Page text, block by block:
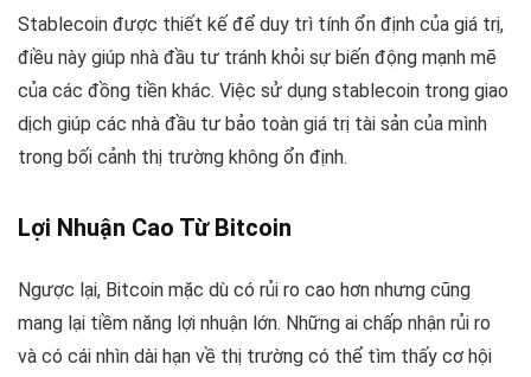
Stablecoin được thiết kế để duy trì tính ổn định của giá trị,
điều này giúp nhà đầu tư tránh khỏi sự biến động mạnh mẽ
của các đồng tiền khác. Việc sử dụng stablecoin trong giao
dịch giúp các nhà đầu tư bảo toàn giá trị tài sản của mình
trong bối cảnh thị trường không ổn định.
Lợi Nhuận Cao Từ Bitcoin
Ngược lại, Bitcoin mặc dù có rủi ro cao hơn nhưng cũng
mang lại tiềm năng lợi nhuận lớn. Những ai chấp nhận rủi ro
và có cái nhìn dài hạn về thị trường có thể tìm thấy cơ hội